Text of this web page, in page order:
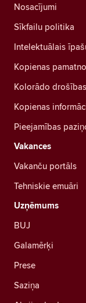
Nosacījumi
Sīkfailu politika
Intelektuālais
Kopienas
Kolorādo
Kopienas
Pieejamības
Vakances
Vakanču portāls
Tehniskie emuāri
Uzņēmums
BUJ
Galamērķi
Prese
Saziņa